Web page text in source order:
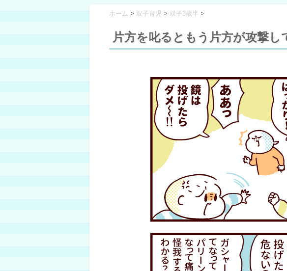
ホーム > 双子育児 > 双子3歳半 >
片方を叱るともう片方が攻撃し